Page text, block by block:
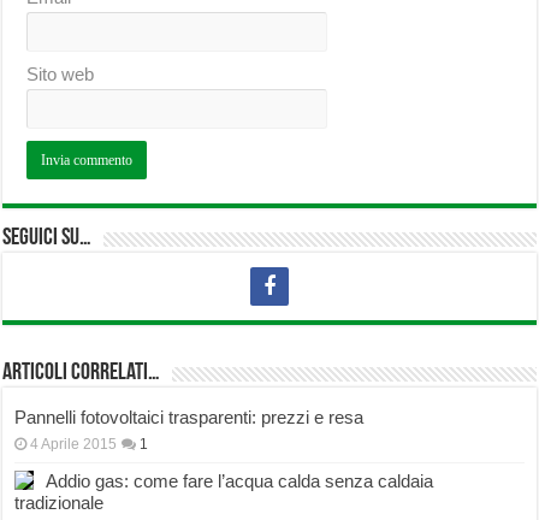
Sito web
Seguici su…
Articoli correlati…
Pannelli fotovoltaici trasparenti: prezzi e resa
4 Aprile 2015 1
Addio gas: come fare l’acqua calda senza caldaia
tradizionale